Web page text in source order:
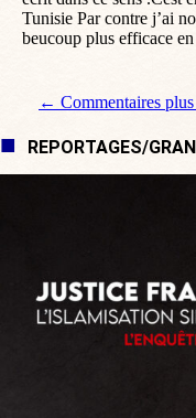
Tunisie Par contre j’ai
beucoup plus efficace
Navigation de
← Commentaires plus
REPORTAGES/